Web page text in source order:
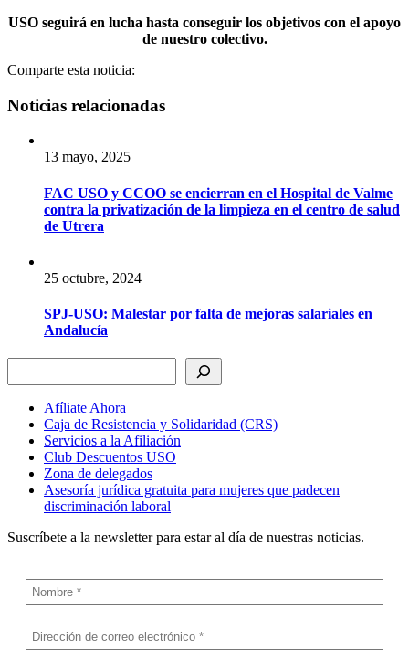
USO seguirá en lucha hasta conseguir los objetivos con el apoyo
de nuestro colectivo.
Comparte esta noticia:
Noticias relacionadas
13 mayo, 2025
FAC USO y CCOO se encierran en el Hospital de Valme
contra la privatización de la limpieza en el centro de salud
de Utrera
25 octubre, 2024
SPJ-USO: Malestar por falta de mejoras salariales en
Andalucía
Afíliate Ahora
Caja de Resistencia y Solidaridad (CRS)
Servicios a la Afiliación
Club Descuentos USO
Zona de delegados
Asesoría jurídica gratuita para mujeres que padecen
discriminación laboral
Suscríbete a la newsletter para estar al día de nuestras noticias.